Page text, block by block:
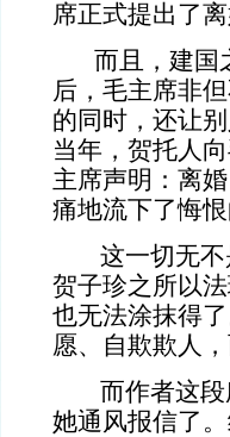
席正式提出了
而且，建国
后，毛主席非
的同时，还让
当年，贺托人
主席声明：离
痛地流下了悔恨
这一切无不
贺子珍之所以
也无法涂抹得
愿、自欺欺人
而作者这段
她通风报信了